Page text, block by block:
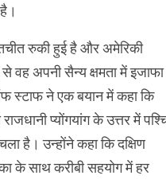
रुकी हुई है और अमेरिकी
वह अपनी सैन्य क्षमता में इजाफा
स्टाफ ने एक बयान में कहा कि
राजधानी प्योंगयांग के उत्तर में
है। उन्होंने कहा कि दक्षिण
के साथ करीबी सहयोग में हर